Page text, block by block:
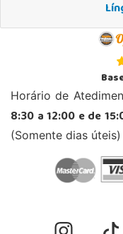
Horário de
8:30 a 12:00 e de
(Somente dias úteis)